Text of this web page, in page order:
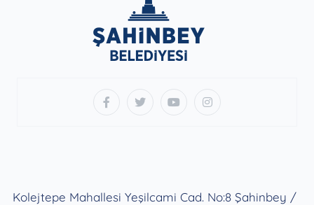
Kolejtepe Mahallesi Yeşilcami Cad. No:8 Şahinbey /